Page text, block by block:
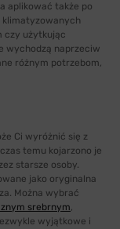
aplikować także po
klimatyzowanych
czy użytkując
wychodzą naprzeciw
różnym potrzebom,
Ci wyróżnić się z
temu kojarzono je
starsze osoby.
jako oryginalna
Można wybrać
srebrnym,
wyjątkowe i